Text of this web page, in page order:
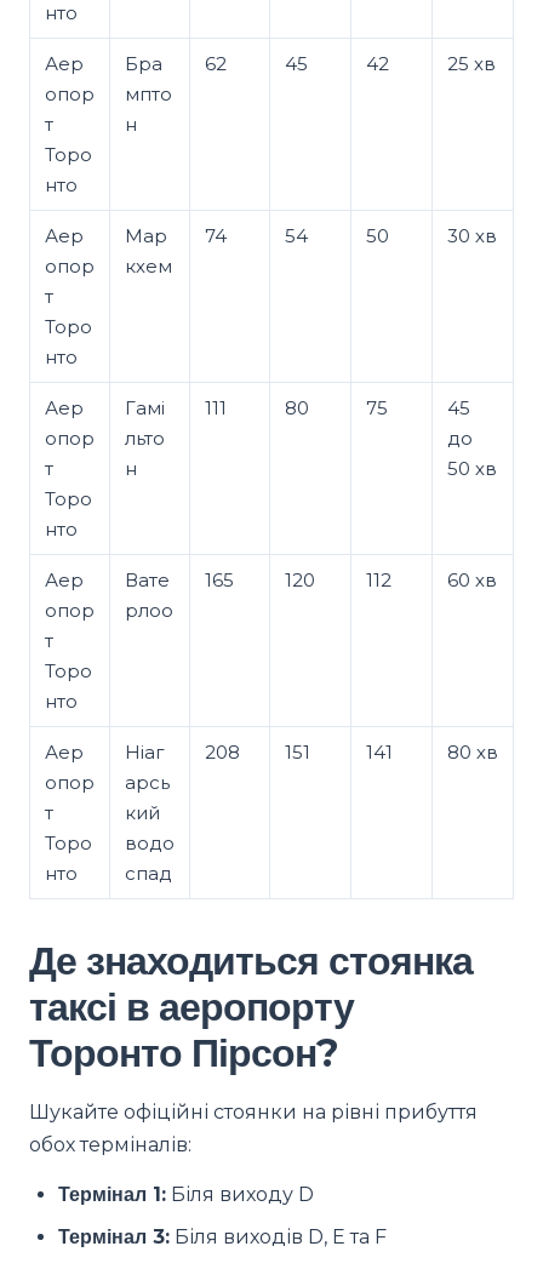
нто
Аер
опор
т
Торо
нто
Бра
мпто
н
62 45 42 25 хв
Аер
опор
т
Торо
нто
Мар
кхем
74 54 50 30 хв
Аер
опор
т
Торо
нто
Гамі
льто
н
111 80 75
45
до
50 хв
Аер
опор
т
Торо
нто
Вате
рлоо
165 120 112 60 хв
Аер
опор
т
Торо
нто
Ніаг
арсь
кий
водо
спад
208 151 141 80 хв
Де знаходиться стоянка
таксі в аеропорту
Торонто Пірсон?
Шукайте офіційні стоянки на рівні прибуття
обох терміналів:
Термінал 1: Біля виходу D
Термінал 3: Біля виходів D, E та F